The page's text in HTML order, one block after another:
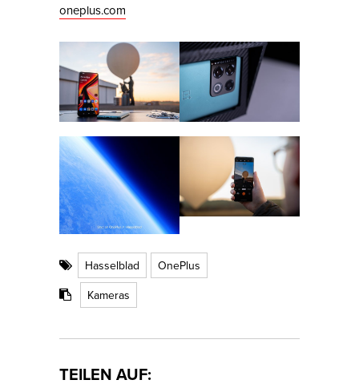
oneplus.com
Hasselblad
OnePlus
Kameras
TEILEN AUF: